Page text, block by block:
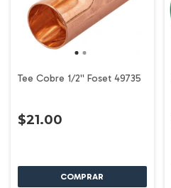
Tee Cobre 1/2'' Foset 49735
$21.00